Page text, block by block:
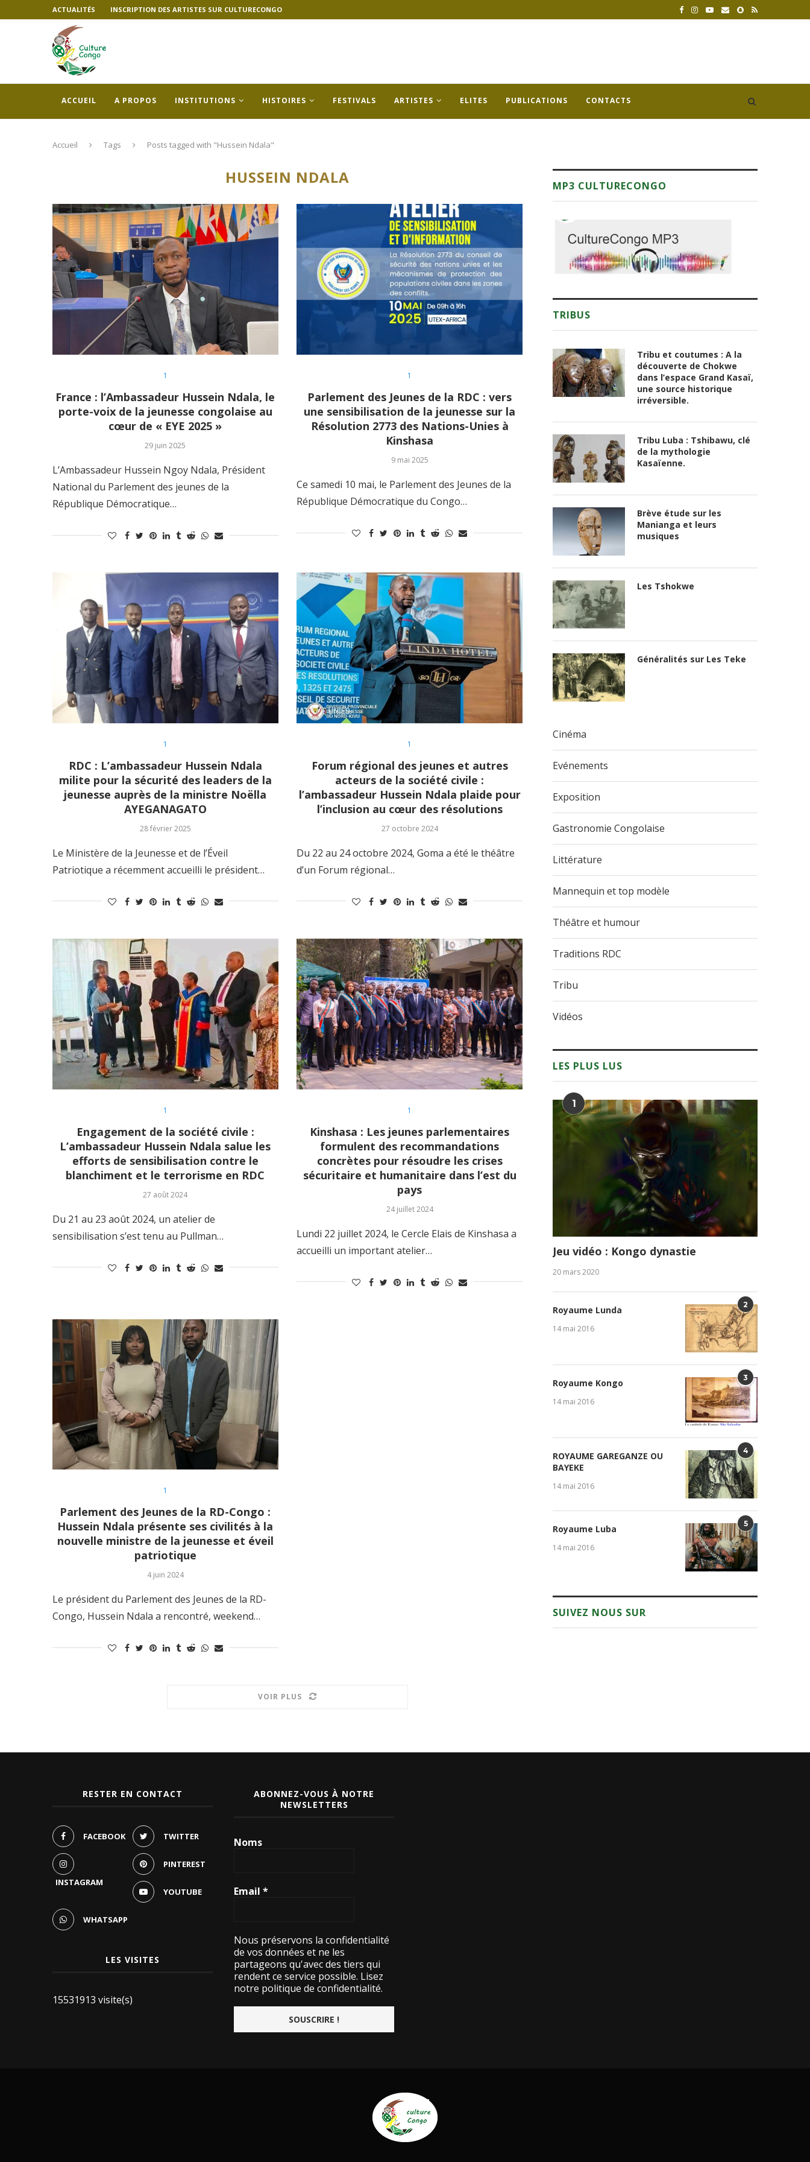
ACTUALITÉS INSCRIPTION DES ARTISTES SUR CULTURECONGO
ACCUEIL A PROPOS INSTITUTIONS HISTOIRES FESTIVALS ARTISTES ELITES PUBLICATIONS CONTACTS
Accueil Tags Posts tagged with "Hussein Ndala"
HUSSEIN NDALA
1
France : l’Ambassadeur Hussein Ndala, le
porte-voix de la jeunesse congolaise au
cœur de « EYE 2025 »
29 juin 2025
L’Ambassadeur Hussein Ngoy Ndala, Président
National du Parlement des jeunes de la
République Démocratique…
1
Parlement des Jeunes de la RDC : vers
une sensibilisation de la jeunesse sur la
Résolution 2773 des Nations-Unies à
Kinshasa
9 mai 2025
Ce samedi 10 mai, le Parlement des Jeunes de la
République Démocratique du Congo…
1
RDC : L’ambassadeur Hussein Ndala
milite pour la sécurité des leaders de la
jeunesse auprès de la ministre Noëlla
AYEGANAGATO
28 février 2025
Le Ministère de la Jeunesse et de l’Éveil
Patriotique a récemment accueilli le président…
1
Forum régional des jeunes et autres
acteurs de la société civile :
l’ambassadeur Hussein Ndala plaide pour
l’inclusion au cœur des résolutions
27 octobre 2024
Du 22 au 24 octobre 2024, Goma a été le théâtre
d’un Forum régional…
1
Engagement de la société civile :
L’ambassadeur Hussein Ndala salue les
efforts de sensibilisation contre le
blanchiment et le terrorisme en RDC
27 août 2024
Du 21 au 23 août 2024, un atelier de
sensibilisation s’est tenu au Pullman…
1
Kinshasa : Les jeunes parlementaires
formulent des recommandations
concrètes pour résoudre les crises
sécuritaire et humanitaire dans l’est du
pays
24 juillet 2024
Lundi 22 juillet 2024, le Cercle Elais de Kinshasa a
accueilli un important atelier…
1
Parlement des Jeunes de la RD-Congo :
Hussein Ndala présente ses civilités à la
nouvelle ministre de la jeunesse et éveil
patriotique
4 juin 2024
Le président du Parlement des Jeunes de la RD-
Congo, Hussein Ndala a rencontré, weekend…
VOIR PLUS
MP3 CULTURECONGO
TRIBUS
Tribu et coutumes : A la
découverte de Chokwe
dans l’espace Grand Kasaï,
une source historique
irréversible.
Tribu Luba : Tshibawu, clé
de la mythologie
Kasaïenne.
Brève étude sur les
Manianga et leurs
musiques
Les Tshokwe
Généralités sur Les Teke
Cinéma
Evénements
Exposition
Gastronomie Congolaise
Littérature
Mannequin et top modèle
Théâtre et humour
Traditions RDC
Tribu
Vidéos
LES PLUS LUS
1
Jeu vidéo : Kongo dynastie
20 mars 2020
2
Royaume Lunda
14 mai 2016
3
Royaume Kongo
14 mai 2016
4
ROYAUME GAREGANZE OU
BAYEKE
14 mai 2016
5
Royaume Luba
14 mai 2016
SUIVEZ NOUS SUR
RESTER EN CONTACT
FACEBOOK TWITTER
INSTAGRAM
PINTEREST
YOUTUBE
WHATSAPP
LES VISITES
15531913 visite(s)
ABONNEZ-VOUS À NOTRE
NEWSLETTERS
Noms
Email*
Nous préservons la confidentialité
de vos données et ne les
partageons qu'avec des tiers qui
rendent ce service possible. Lisez
notre politique de confidentialité.